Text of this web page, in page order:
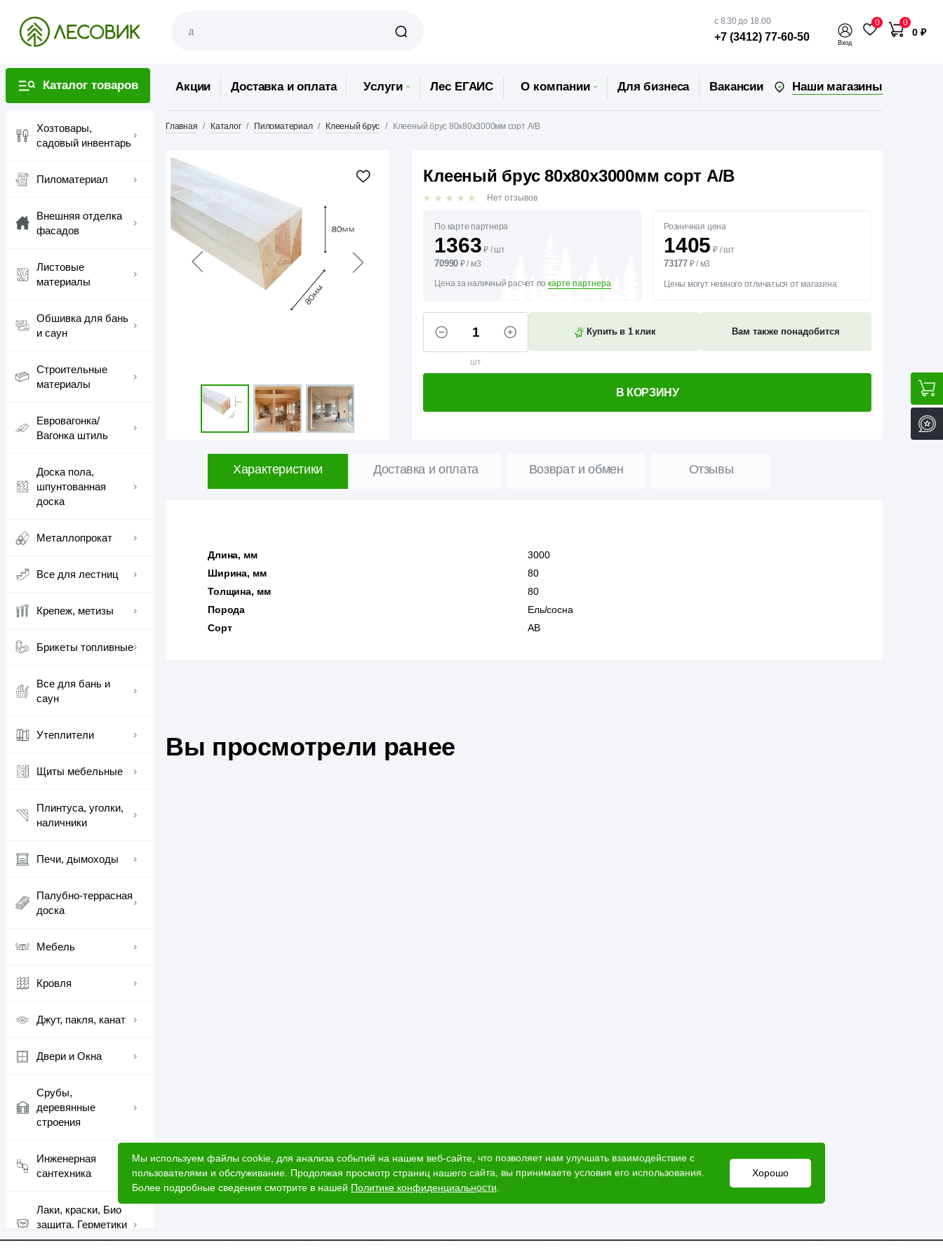
с 8.30 до 18.00
+7 (3412) 77-60-50 Вход
0 0
0 ₽
Каталог товаров
Хозтовары,
садовый инвентарь
Пиломатериал
Внешняя отделка
фасадов
Листовые
материалы
Обшивка для бань
и саун
Строительные
материалы
Евровагонка/
Вагонка штиль
Доска пола,
шпунтованная
доска
Металлопрокат
Все для лестниц
Крепеж, метизы
Брикеты топливные
Все для бань и
саун
Утеплители
Щиты мебельные
Плинтуса, уголки,
наличники
Печи, дымоходы
Палубно-террасная
доска
Мебель
Кровля
Джут, пакля, канат
Двери и Окна
Срубы,
деревянные
строения
Инженерная
сантехника
Лаки, краски, Био
защита, Герметики
шовные
Акции Доставка и оплата Услуги Лес ЕГАИС О компании Для бизнеса Вакансии Наши магазины
Главная Каталог Пиломатериал Клееный брус Клееный брус 80х80х3000мм сорт А/В
Клееный брус 80х80х3000мм сорт А/В
Нет отзывов
По карте партнера
1363 ₽ / шт
70990 ₽/ м3
Цена за наличный расчет по карте партнера
Розничная цена
1405 ₽ / шт
73177 ₽/ м3
Цены могут немного отличаться от магазина
шт
Купить в 1 клик Вам также понадобится
В КОРЗИНУ
Характеристики Доставка и оплата Возврат и обмен Отзывы
Длина, мм
3000
Ширина, мм
80
Толщина, мм
80
Порода
Ель/сосна
Сорт
АВ
Вы просмотрели ранее
Мы используем файлы cookie, для анализа событий на нашем веб-сайте, что позволяет нам улучшать взаимодействие с
пользователями и обслуживание. Продолжая просмотр страниц нашего сайта, вы принимаете условия его использования.
Более подробные сведения смотрите в нашей Политике конфиденциальности.
Хорошо